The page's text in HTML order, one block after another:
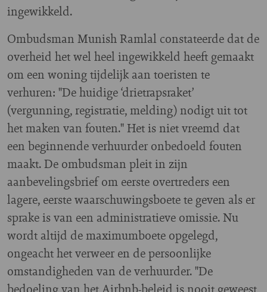
ingewikkeld.
Ombudsman Munish Ramlal constateerde dat de
overheid het wel heel ingewikkeld heeft gemaakt
om een woning tijdelijk aan toeristen te
verhuren: "De huidige ‘drietrapsraket’
(vergunning, registratie, melding) nodigt uit tot
het maken van fouten." Het is niet vreemd dat
een beginnende verhuurder onbedoeld fouten
maakt. De ombudsman pleit in zijn
aanbevelingsbrief om eerste overtreders een
lagere, eerste waarschuwingsboete te geven als er
sprake is van een administratieve omissie. Nu
wordt altijd de maximumboete opgelegd,
ongeacht het verweer en de persoonlijke
omstandigheden van de verhuurder. "De